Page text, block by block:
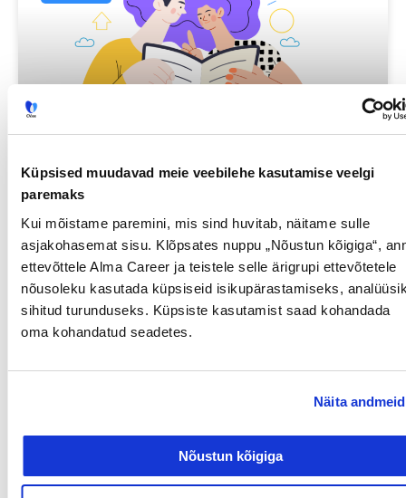
Küpsised muudavad meie veebilehe kasutamise veelgi
paremaks
Kui mõistame paremini, mis sind huvitab, näitame sulle
asjakohasemat sisu. Klõpsates nuppu „Nõustun kõigiga“,
ettevõttele Alma Career ja teistele selle ärigrupi ettevõtetele
nõusoleku kasutada küpsiseid isikupärastamiseks,
sihitud turunduseks. Küpsiste kasutamist saad kohandada
oma kohandatud seadetes.
Näita andmeid
Nõustun kõigiga
Iga neljas eestlane on käinud
vahetuskavatsuseta
23/07/2026